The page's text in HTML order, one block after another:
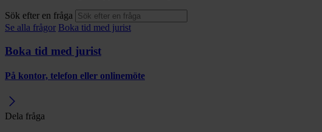
Sök efter en fråga
Se alla frågor Boka tid med jurist
Boka tid med jurist
På kontor, telefon eller onlinemöte
Dela fråga